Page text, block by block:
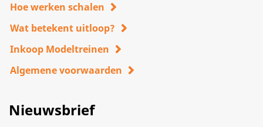
Hoe werken schalen
Wat betekent uitloop?
Inkoop Modeltreinen
Algemene voorwaarden
Nieuwsbrief